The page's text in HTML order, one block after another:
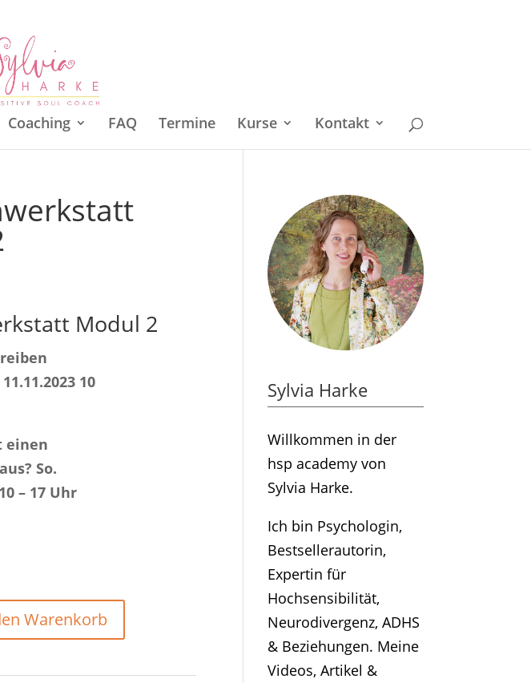
Coaching FAQ Termine Kurse Kontakt
Modul 2
11.11.2023 10
einen
So.
– 17 Uhr
Warenkorb
Sylvia Harke
Willkommen in der
hsp academy von
Sylvia Harke.
Ich bin Psychologin,
Bestsellerautorin,
Expertin für
Hochsensibilität,
Neurodivergenz, ADHS
& Beziehungen. Meine
Videos, Artikel &